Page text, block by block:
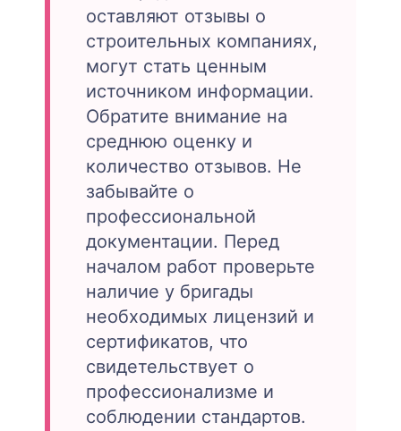
оставляют отзывы о
строительных компаниях,
могут стать ценным
источником информации.
Обратите внимание на
среднюю оценку и
количество отзывов. Не
забывайте о
профессиональной
документации. Перед
началом работ проверьте
наличие у бригады
необходимых лицензий и
сертификатов, что
свидетельствует о
профессионализме и
соблюдении стандартов.